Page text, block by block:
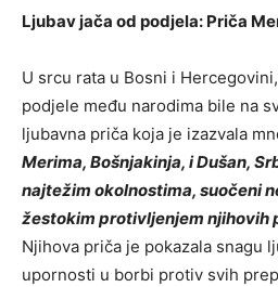
Ljubav jača od podjela: Priča
U srcu rata u Bosni i
podjele među narodima bile na
ljubavna priča koja je izazvala
Merima, Bošnjakinja, i Dušan,
najtežim okolnostima, suočeni
žestokim protivljenjem njihovih
Njihova priča je pokazala snagu
upornosti u borbi protiv svih